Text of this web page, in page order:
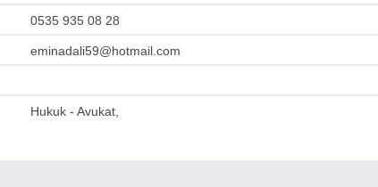
0535 935 08 28
eminadali59@hotmail.com
Hukuk - Avukat,